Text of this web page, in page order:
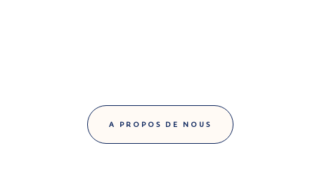
A PROPOS DE NOUS